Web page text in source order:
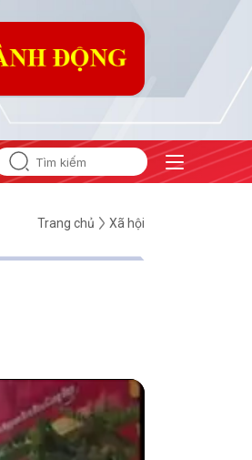
#Bảo vệ nền tảng tư tưởng của
Trang chủ Xã hội